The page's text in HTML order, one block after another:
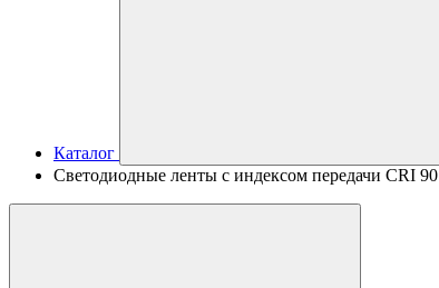
Каталог
Светодиодные ленты с индексом передачи CRI 90